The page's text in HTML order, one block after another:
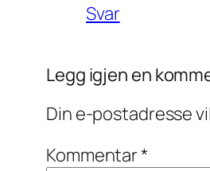
Svar
Legg igjen en
Din e-postadresse
Kommentar*